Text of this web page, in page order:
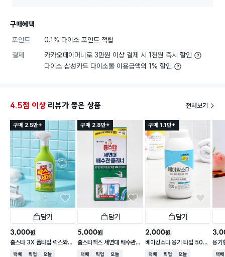
구매혜택
포인트
0.1% 다이소 포인트 적립
결제
카카오페이머니로 3만원 이상 결제 시 1천원 즉시 할인
다이소 삼성카드 다이소몰 이용금액의 1% 할인
4.5점 이상 리뷰가 좋은 상품 전체보기
구매 2.5만+
담기
3,000원
홈스타 3X 폼타입 락스와세
제 (후레쉬향)
택배배송매장픽업오늘배송
구매 2.8만+
담기
5,000원
홈스타맥스 세면대 배수관
클리너
택배배송매장픽업오늘배송
구매 1.1만+
담기
2,000원
베이킹소다 용기 타입 500
g
택배배송매장픽업오늘배송
용기
택배